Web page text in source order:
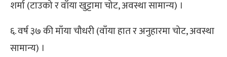
शर्मा (टाउको र वाँया खुट्टामा चोट, अवस्था सामान्य) ।
६. वर्ष ३७ की माँया चौधरी (वाँया हात र अनुहारमा चोट, अवस्था
सामान्य) ।